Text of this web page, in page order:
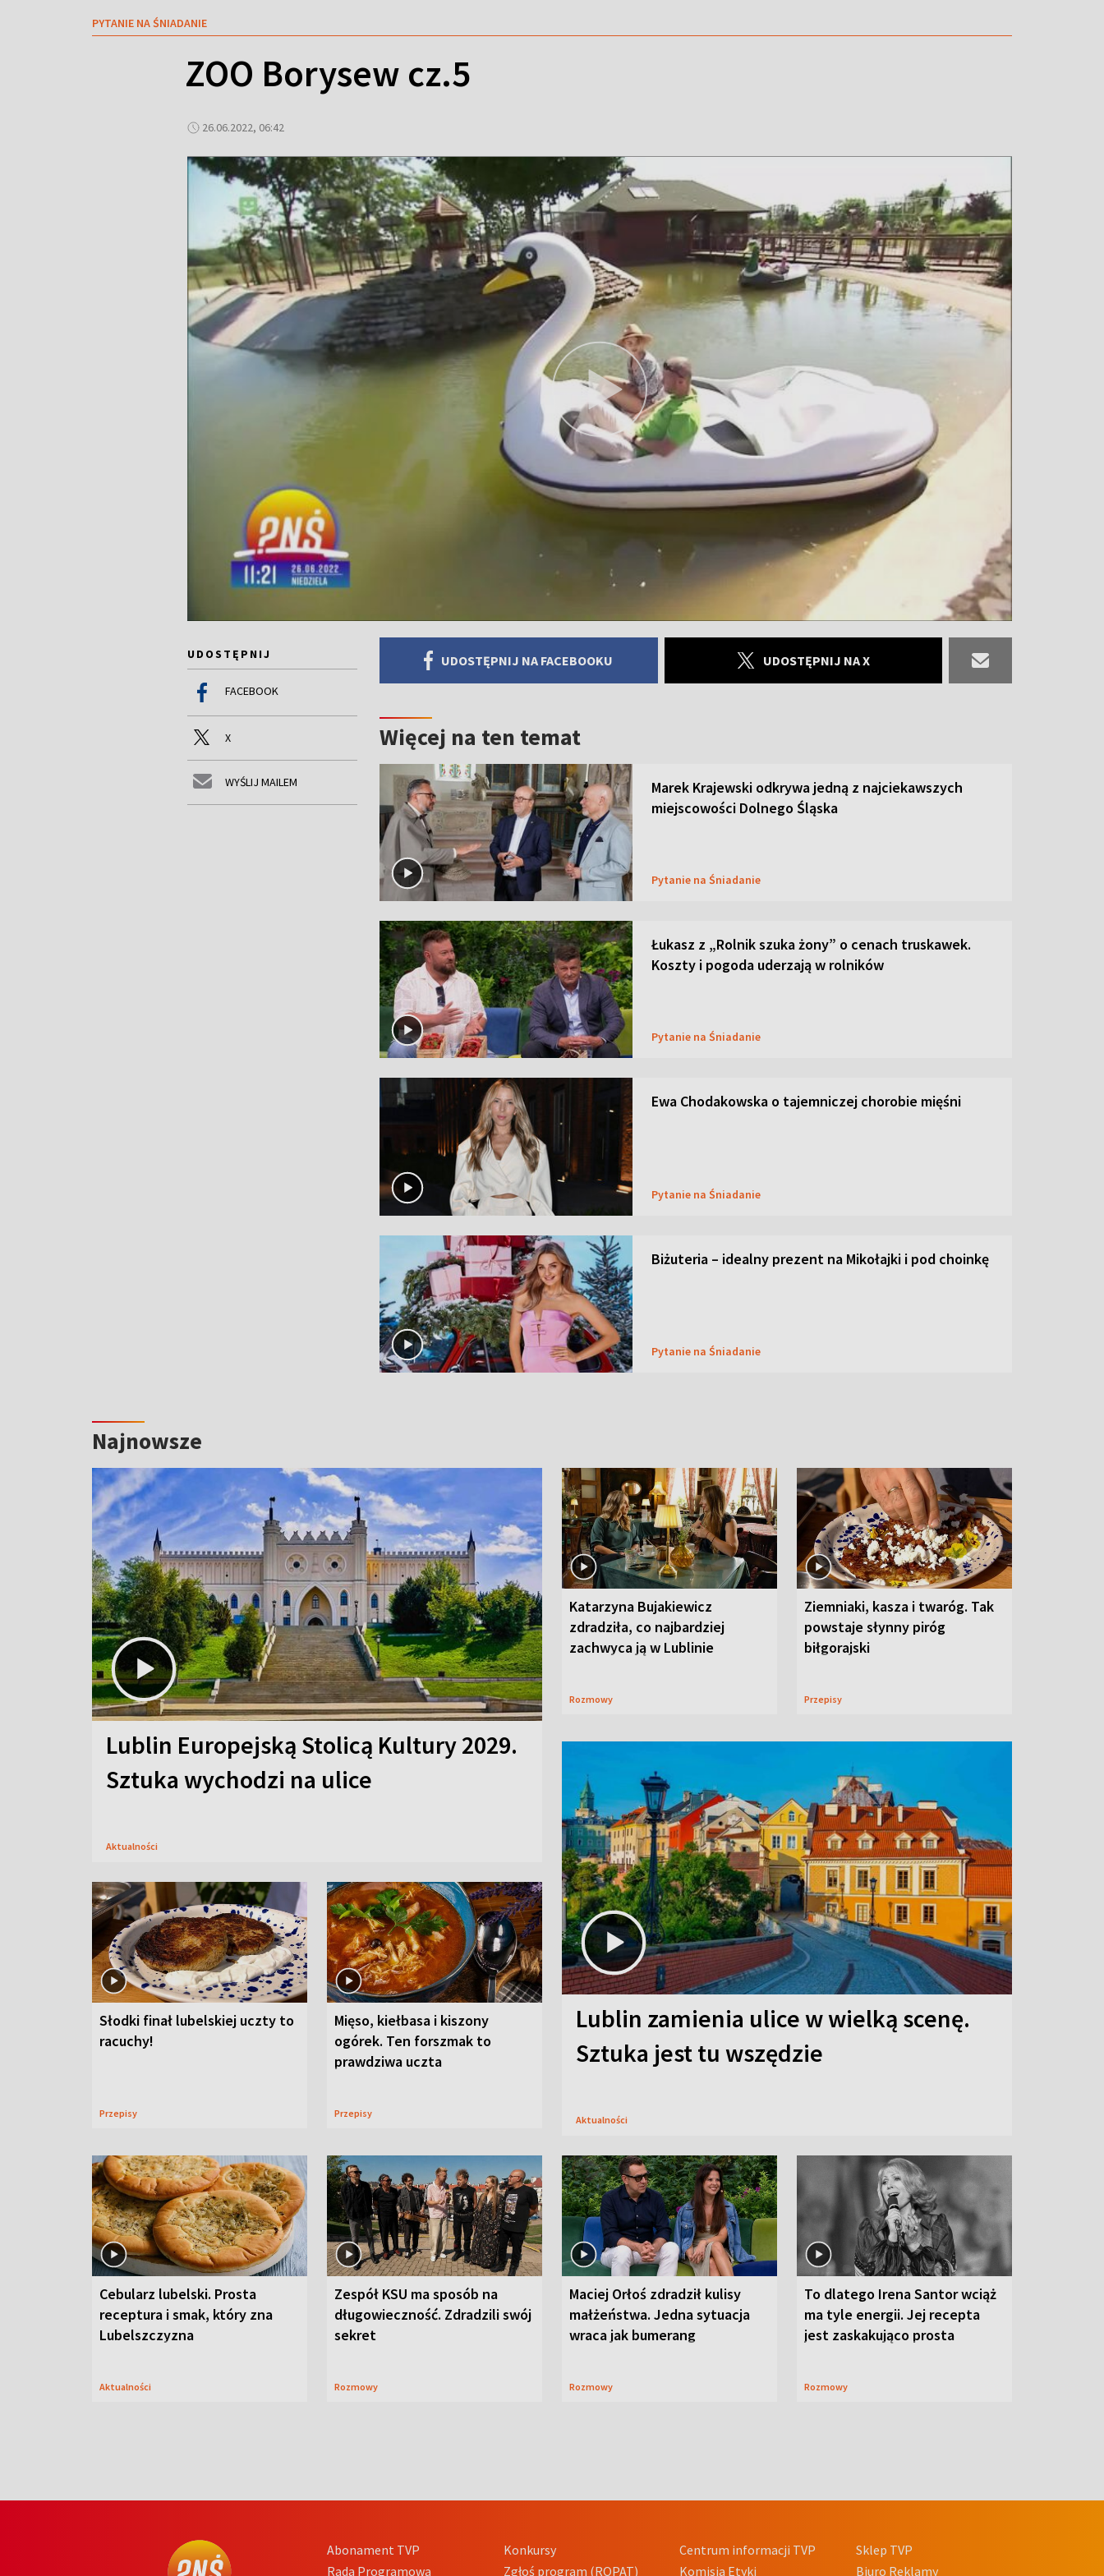
PYTANIE NA ŚNIADANIE
ZOO Borysew cz.5
26.06.2022, 06:42
UDOSTĘPNIJ
FACEBOOK
X
WYŚLIJ MAILEM
UDOSTĘPNIJ NA FACEBOOKU UDOSTĘPNIJ NA X
Więcej na ten temat
Marek Krajewski odkrywa jedną z najciekawszych
miejscowości Dolnego Śląska
Pytanie na Śniadanie
Łukasz z „Rolnik szuka żony” o cenach truskawek.
Koszty i pogoda uderzają w rolników
Pytanie na Śniadanie
Ewa Chodakowska o tajemniczej chorobie mięśni
Pytanie na Śniadanie
Biżuteria – idealny prezent na Mikołajki i pod choinkę
Pytanie na Śniadanie
Najnowsze
Lublin Europejską Stolicą Kultury 2029.
Sztuka wychodzi na ulice
Aktualności
Katarzyna Bujakiewicz
zdradziła, co najbardziej
zachwyca ją w Lublinie
Rozmowy
Ziemniaki, kasza i twaróg. Tak
powstaje słynny piróg
biłgorajski
Przepisy
Słodki finał lubelskiej uczty to
racuchy!
Przepisy
Mięso, kiełbasa i kiszony
ogórek. Ten forszmak to
prawdziwa uczta
Przepisy
Lublin zamienia ulice w wielką scenę.
Sztuka jest tu wszędzie
Aktualności
Cebularz lubelski. Prosta
receptura i smak, który zna
Lubelszczyzna
Aktualności
Zespół KSU ma sposób na
długowieczność. Zdradzili swój
sekret
Rozmowy
Maciej Orłoś zdradził kulisy
małżeństwa. Jedna sytuacja
wraca jak bumerang
Rozmowy
To dlatego Irena Santor wciąż
ma tyle energii. Jej recepta
jest zaskakująco prosta
Rozmowy
Abonament TVP
Rada Programowa
Konkursy
Zgłoś program (ROPAT)
Centrum informacji TVP
Komisja Etyki
Sklep TVP
Biuro Reklamy